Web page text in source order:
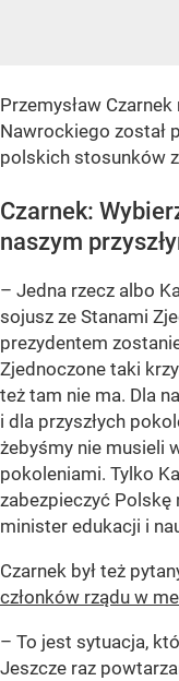
Przemysław
Nawrockiego został
polskich stosunków
Czarnek:
naszym
– Jedna rzecz albo
sojusz ze Stanami
prezydentem
Zjednoczone taki
też tam nie ma. Dla
i dla przyszłych
żebyśmy nie musieli
pokoleniami. Tylko
zabezpieczyć Polskę
minister edukacji i
Czarnek był też
członków rządu w
– To jest sytuacja,
Jeszcze raz